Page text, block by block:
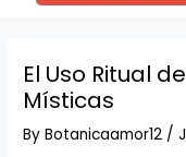
El Uso Ritual
Místicas
ByBotanicaamor12 /